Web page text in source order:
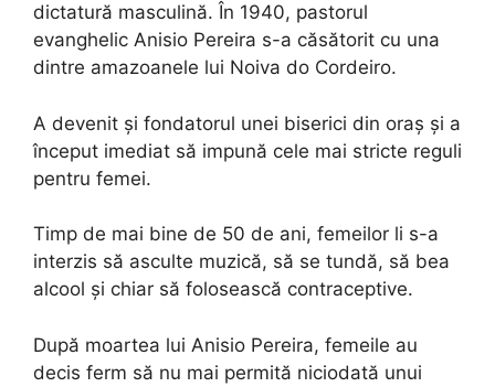
dictatură masculină. În 1940, pastorul
evanghelic Anisio Pereira s-a căsătorit cu una
dintre amazoanele lui Noiva do Cordeiro.
A devenit și fondatorul unei biserici din oraș și a
început imediat să impună cele mai stricte reguli
pentru femei.
Timp de mai bine de 50 de ani, femeilor li s-a
interzis să asculte muzică, să se tundă, să bea
alcool și chiar să folosească contraceptive.
După moartea lui Anisio Pereira, femeile au
decis ferm să nu mai permită niciodată unui